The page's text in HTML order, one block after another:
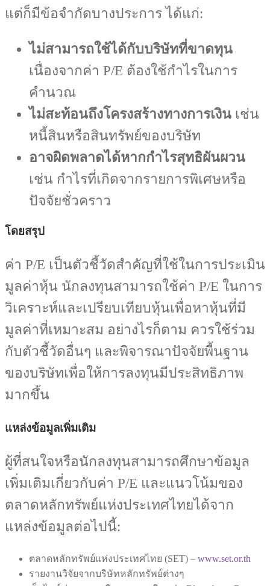
แต่ก็มีข้อจำกัดบางประการ ได้แก่:
ไม่สามารถใช้ได้กับบริษัทที่ขาดทุน
เนื่องจากค่า P/E ต้องใช้กำไรในการ
คำนวณ
ไม่สะท้อนถึงโครงสร้างทางการเงิน เช่น
หนี้สินหรือสินทรัพย์ของบริษัท
อาจผิดพลาดได้หากกำไรสุทธิผันผวน
เช่น กำไรที่เกิดจากรายการพิเศษหรือ
ปัจจัยชั่วคราว
โดยสรุป
ค่า P/E เป็นตัวชี้วัดสำคัญที่ใช้ในการประเมิน
มูลค่าหุ้น นักลงทุนสามารถใช้ค่า P/E ในการ
วิเคราะห์และเปรียบเทียบหุ้นเพื่อหาหุ้นที่มี
มูลค่าที่เหมาะสม อย่างไรก็ตาม ควรใช้ร่วม
กับตัวชี้วัดอื่นๆ และพิจารณาปัจจัยพื้นฐาน
ของบริษัทเพื่อให้การลงทุนมีประสิทธิภาพ
มากขึ้น
แหล่งข้อมูลเพิ่มเติม
ผู้ที่สนใจหรือนักลงทุนสามารถศึกษาข้อมูล
เพิ่มเติมเกี่ยวกับค่า P/E และแนวโน้มของ
ตลาดหลักทรัพย์แห่งประเทศไทยได้จาก
แหล่งข้อมูลต่อไปนี้:
ตลาดหลักทรัพย์แห่งประเทศไทย (SET) – www.set.or.th
รายงานวิจัยจากบริษัทหลักทรัพย์ต่างๆ